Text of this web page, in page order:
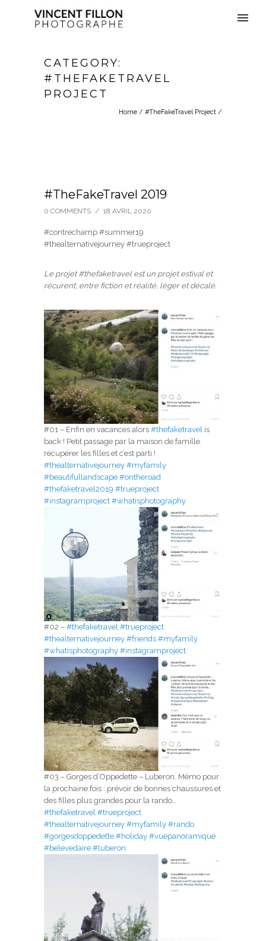
CATEGORY:
#THEFAKETRAVEL
PROJECT
Home / #TheFakeTravel Project /
#TheFakeTravel 2019
0 COMMENTS / 18 AVRIL 2020
#contrechamp #summer19
#thealternativejourney #trueproject
Le projet #thefaketravel est un projet estival et
récurent, entre fiction et réalité, léger et décalé.
#01 – Enfin en vacances alors #thefaketravel is
back ! Petit passage par la maison de famille
récupérer les filles et c’est parti !
#thealternativejourney #myfamily
#beautifullandscape #ontheroad
#thefaketravel2019 #trueproject
#instagramproject #whatisphotography
#02 – #thefaketravel #trueproject
#thealternativejourney #friends #myfamily
#whatisphotography #instagramproject
#03 – Gorges d’Oppedette – Luberon. Mémo pour
la prochaine fois : prévoir de bonnes chaussures et
des filles plus grandes pour la rando…
#thefaketravel #trueproject
#thealternativejourney #myfamily #rando
#gorgesdoppedette #holiday #vuepanoramique
#belevedaire #luberon